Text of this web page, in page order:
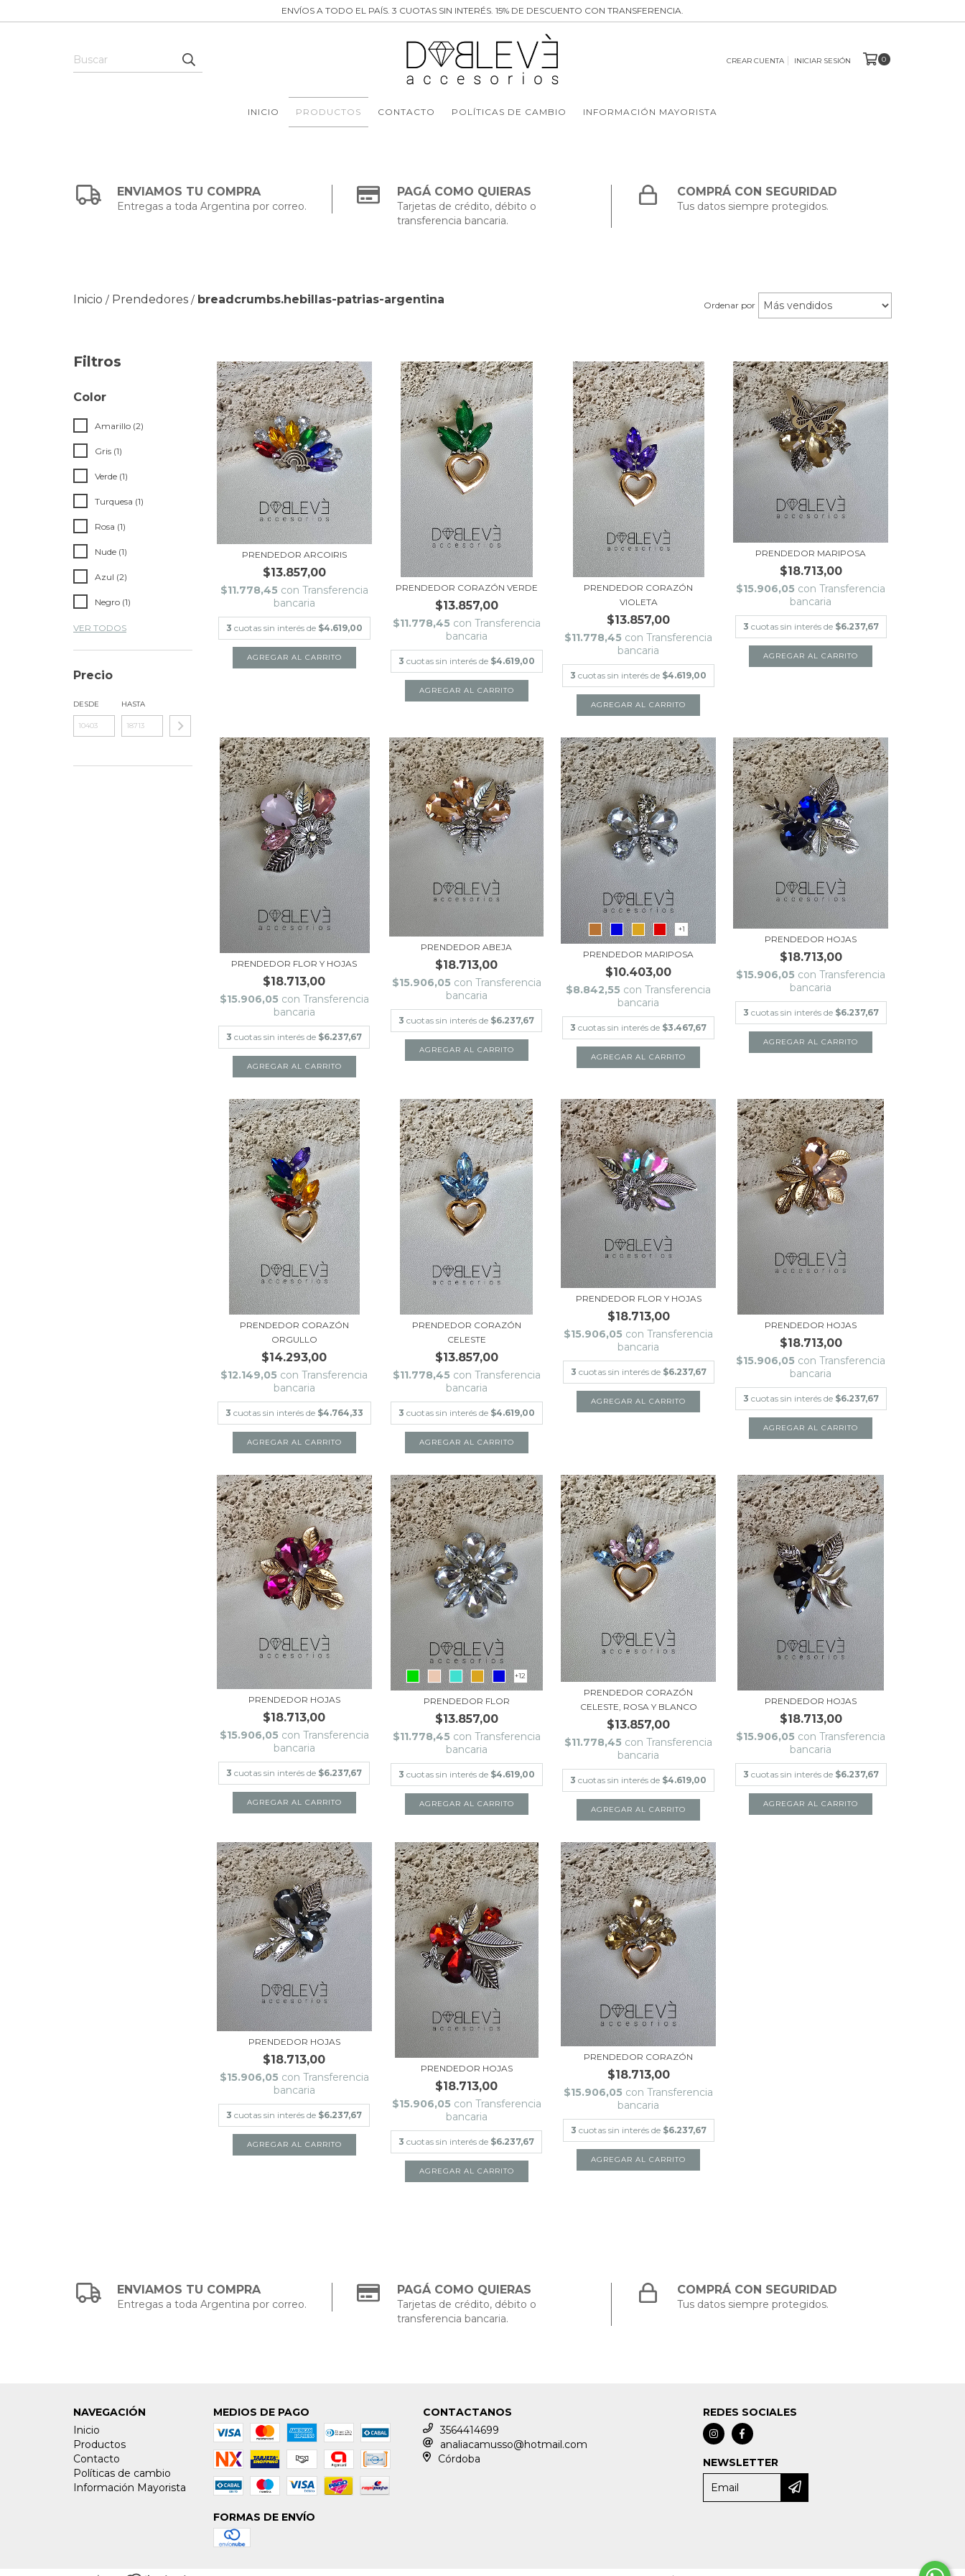
ENVÍOS A TODO EL PAÍS. 3 CUOTAS SIN INTERÉS. 15% DE DESCUENTO CON TRANSFERENCIA.
CREAR CUENTA INICIAR SESIÓN 0
INICIO PRODUCTOS CONTACTO POLÍTICAS DE CAMBIO INFORMACIÓN MAYORISTA
ENVIAMOS TU COMPRA
Entregas a toda Argentina por correo.
PAGÁ COMO QUIERAS
Tarjetas de crédito, débito o
transferencia bancaria.
COMPRÁ CON SEGURIDAD
Tus datos siempre protegidos.
Inicio / Prendedores / breadcrumbs.hebillas-patrias-argentina Ordenar por
Filtros
Color
Amarillo (2)
Gris (1)
Verde (1)
Turquesa (1)
Rosa (1)
Nude (1)
Azul (2)
Negro (1)
VER TODOS
Precio
DESDE HASTA
PRENDEDOR ARCOIRIS
$13.857,00
$11.778,45 con Transferencia
bancaria
3 cuotas sin interés de $4.619,00
PRENDEDOR CORAZÓN VERDE
$13.857,00
$11.778,45 con Transferencia
bancaria
3 cuotas sin interés de $4.619,00
PRENDEDOR CORAZÓN
VIOLETA
$13.857,00
$11.778,45 con Transferencia
bancaria
3 cuotas sin interés de $4.619,00
PRENDEDOR MARIPOSA
$18.713,00
$15.906,05 con Transferencia
bancaria
3 cuotas sin interés de $6.237,67
PRENDEDOR FLOR Y HOJAS
$18.713,00
$15.906,05 con Transferencia
bancaria
3 cuotas sin interés de $6.237,67
PRENDEDOR ABEJA
$18.713,00
$15.906,05 con Transferencia
bancaria
3 cuotas sin interés de $6.237,67
+1
PRENDEDOR MARIPOSA
$10.403,00
$8.842,55 con Transferencia
bancaria
3 cuotas sin interés de $3.467,67
AGREGAR AL CARRITO
PRENDEDOR HOJAS
$18.713,00
$15.906,05 con Transferencia
bancaria
3 cuotas sin interés de $6.237,67
PRENDEDOR CORAZÓN
ORGULLO
$14.293,00
$12.149,05 con Transferencia
bancaria
3 cuotas sin interés de $4.764,33
PRENDEDOR CORAZÓN
CELESTE
$13.857,00
$11.778,45 con Transferencia
bancaria
3 cuotas sin interés de $4.619,00
PRENDEDOR FLOR Y HOJAS
$18.713,00
$15.906,05 con Transferencia
bancaria
3 cuotas sin interés de $6.237,67
PRENDEDOR HOJAS
$18.713,00
$15.906,05 con Transferencia
bancaria
3 cuotas sin interés de $6.237,67
PRENDEDOR HOJAS
$18.713,00
$15.906,05 con Transferencia
bancaria
3 cuotas sin interés de $6.237,67
+12
PRENDEDOR FLOR
$13.857,00
$11.778,45 con Transferencia
bancaria
3 cuotas sin interés de $4.619,00
AGREGAR AL CARRITO
PRENDEDOR CORAZÓN
CELESTE, ROSA Y BLANCO
$13.857,00
$11.778,45 con Transferencia
bancaria
3 cuotas sin interés de $4.619,00
PRENDEDOR HOJAS
$18.713,00
$15.906,05 con Transferencia
bancaria
3 cuotas sin interés de $6.237,67
PRENDEDOR HOJAS
$18.713,00
$15.906,05 con Transferencia
bancaria
3 cuotas sin interés de $6.237,67
PRENDEDOR HOJAS
$18.713,00
$15.906,05 con Transferencia
bancaria
3 cuotas sin interés de $6.237,67
PRENDEDOR CORAZÓN
$18.713,00
$15.906,05 con Transferencia
bancaria
3 cuotas sin interés de $6.237,67
ENVIAMOS TU COMPRA
Entregas a toda Argentina por correo.
PAGÁ COMO QUIERAS
Tarjetas de crédito, débito o
transferencia bancaria.
COMPRÁ CON SEGURIDAD
Tus datos siempre protegidos.
NAVEGACIÓN
Inicio
Productos
Contacto
Políticas de cambio
Información Mayorista
MEDIOS DE PAGO
FORMAS DE ENVÍO
CONTACTANOS
3564414699
analiacamusso@hotmail.com
Córdoba
REDES SOCIALES
NEWSLETTER